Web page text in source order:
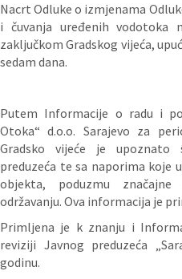
Nacrt Odluke o izmjenama
i čuvanja uređenih vodotoka
zaključkom Gradskog vijeća,
sedam dana.
Putem Informacije o radu i
Otoka“ d.o.o. Sarajevo za
Gradsko vijeće je upoznato
preduzeća te sa naporima koje
objekta, poduzmu
održavanju. Ova informacija je
Primljena je k znanju i
reviziji Javnog preduzeća
godinu.